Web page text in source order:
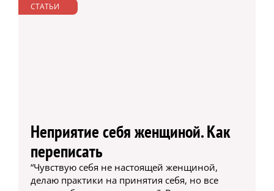
СТАТЬИ
Неприятие себя женщиной. Как
переписать
“Чувствую себя не настоящей женщиной,
делаю практики на принятия себя, но все